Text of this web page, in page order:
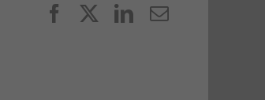
FacebookLinkedIn
E-